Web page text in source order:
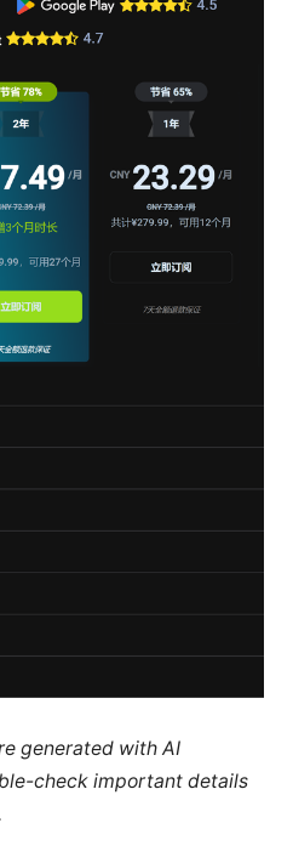
generated with AI
check important details